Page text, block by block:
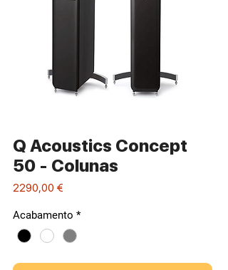
Q Acoustics Concept
50 - Colunas
2290,00 €
Acabamento *